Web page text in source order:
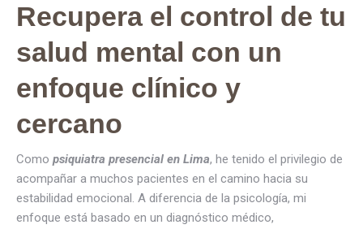
Recupera el control de tu
salud mental con un
enfoque clínico y
cercano
Como psiquiatra presencial en Lima, he tenido el privilegio de
acompañar a muchos pacientes en el camino hacia su
estabilidad emocional. A diferencia de la psicología, mi
enfoque está basado en un diagnóstico médico,